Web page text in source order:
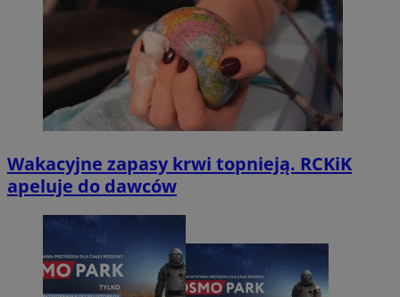
Wakacyjne zapasy krwi topnieją. RCKiK
apeluje do dawców